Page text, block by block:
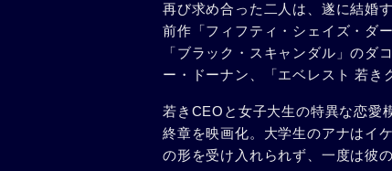
再び求め合った二人は、遂に結婚
前作「フィフティ・シェイズ・ダ
「ブラック・スキャンダル」のダ
ー・ドーナン、「エベレスト 若き
若きCEOと女子大生の特異な恋愛
終章を映画化。大学生のアナはイ
の形を受け入れられず、一度は彼